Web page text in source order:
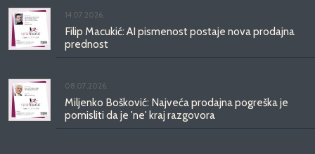
14.07.2026.
Filip Macukić: AI pismenost postaje nova prodajna
prednost
08.07.2026.
Miljenko Bošković: Najveća prodajna pogreška je
pomisliti da je 'ne' kraj razgovora